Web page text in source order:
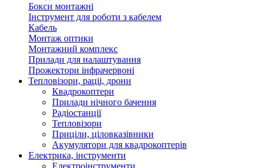
Бокси монтажні
Інструмент для роботи з кабелем
Кабель
Монтаж оптики
Монтажний комплекс
Прилади для налаштування
Прожектори інфрачервоні
Тепловізори, раціі, дрони
Квадрокоптери
Прилади нічного бачення
Радіостанції
Тепловізори
Приціли, ціловказівники
Акумулятори для квадрокоптерів
Електрика, інструменти
Електроінструменти